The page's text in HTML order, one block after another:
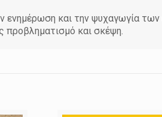
ενημέρωση και την ψυχαγωγία
προβληματισμό και σκέψη.